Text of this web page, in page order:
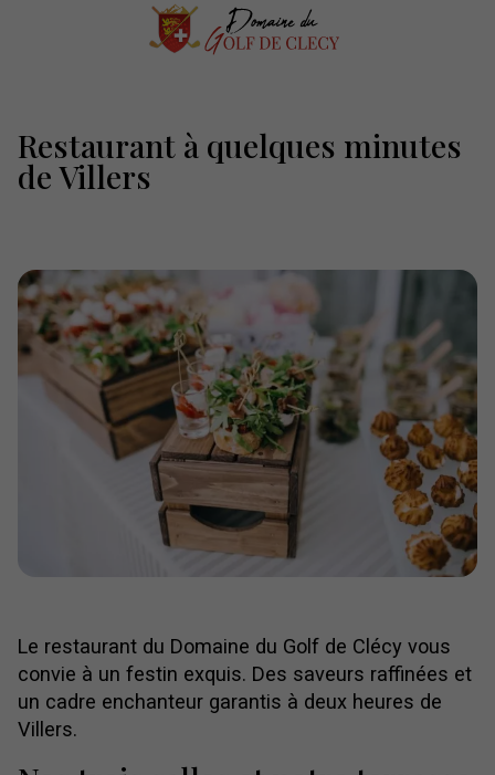
Restaurant à quelques minutes
de Villers
Le restaurant du Domaine du Golf de Clécy vous
convie à un festin exquis. Des saveurs raffinées et
un cadre enchanteur garantis à deux heures de
Villers.